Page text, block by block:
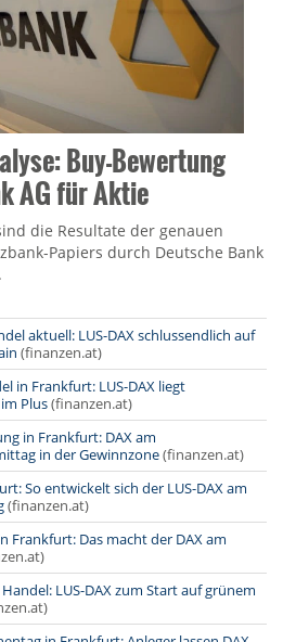
Buy-Bewertung
AG für Aktie
die Resultate der genauen
Papiers durch Deutsche Bank
aktuell: LUS-DAX schlussendlich auf
(finanzen.at)
in Frankfurt: LUS-DAX liegt
Plus(finanzen.at)
in Frankfurt: DAX am
in der Gewinnzone(finanzen.at)
So entwickelt sich der LUS-DAX am
(finanzen.at)
Frankfurt: Das macht der DAX am
LUS-DAX zum Start auf grünem